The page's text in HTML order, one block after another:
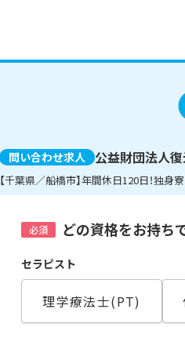
問い合わせ求人 公益財団法人
【千葉県／船橋市】年間休日120日！独
必須 どの資格をお持ち
セラピスト
理学療法士(PT)